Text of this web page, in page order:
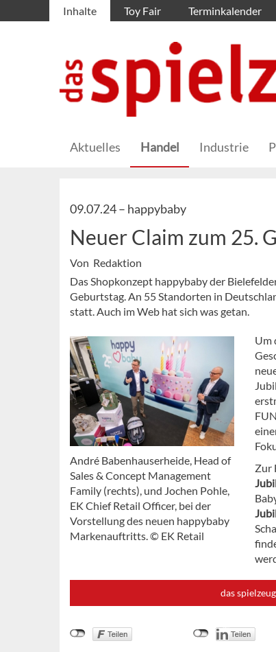
Inhalte Toy Fair Terminkalender
Aktuelles Handel Industrie
09.07.24 – happybaby
Neuer Claim zum 25.
Von Redaktion
Das Shopkonzept happybaby der
Geburtstag. An 55 Standorten in
statt. Auch im Web hat sich was getan.
André Babenhauserheide, Head of
Sales & Concept Management
Family (rechts), und Jochen Pohle,
EK Chief Retail Officer, bei der
Vorstellung des neuen happybaby
Markenauftritts. © EK Retail
Um
Zur
das